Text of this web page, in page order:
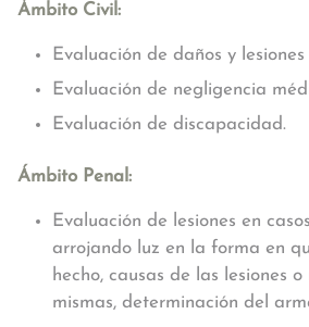
Ámbito Civil:
Evaluación de daños y lesiones
Evaluación de negligencia
Evaluación de discapacidad.
Ámbito Penal:
Evaluación de lesiones en
arrojando luz en la forma en
hecho, causas de las lesiones
mismas, determinación del